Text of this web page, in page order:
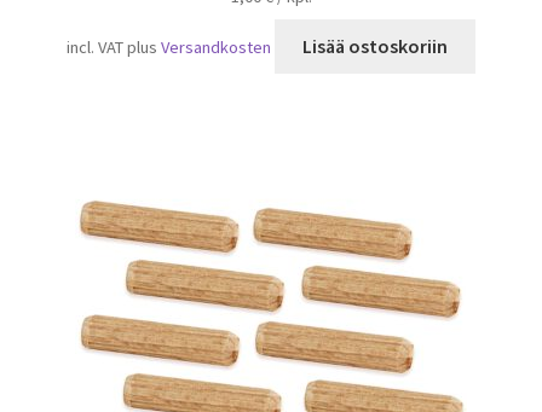
incl. VATplusVersandkosten Lisää ostoskoriin